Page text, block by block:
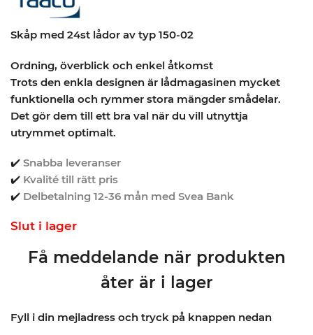
Skåp med 24st lådor av typ 150-02
Ordning, överblick och enkel åtkomst
Trots den enkla designen är lådmagasinen mycket
funktionella och rymmer stora mängder smådelar.
Det gör dem till ett bra val när du vill utnyttja
utrymmet optimalt.
✔️ Snabba leveranser
✔️ Kvalité till rätt pris
✔️ Delbetalning 12-36 mån med Svea Bank
Slut i lager
Få meddelande när produkten
åter är i lager
Fyll i din mejladress och tryck på knappen nedan